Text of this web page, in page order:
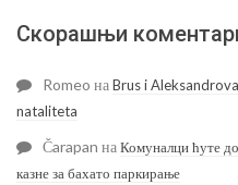
Скорашњи
Romeo наBrus i
nataliteta
Čarapan наКомуналци ћуте
казне за бахато паркирање